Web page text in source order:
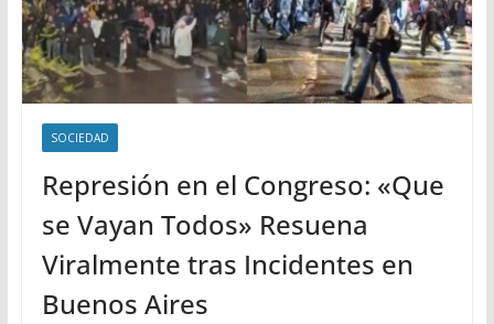
SOCIEDAD
Represión en el Congreso: «Que
se Vayan Todos» Resuena
Viralmente tras Incidentes en
Buenos Aires